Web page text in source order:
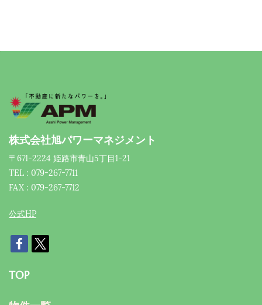
株式会社旭パワーマネジメント
〒671-2224 姫路市青山5丁目1-21
TEL : 079-267-7711
FAX : 079-267-7712
公式HP
TOP